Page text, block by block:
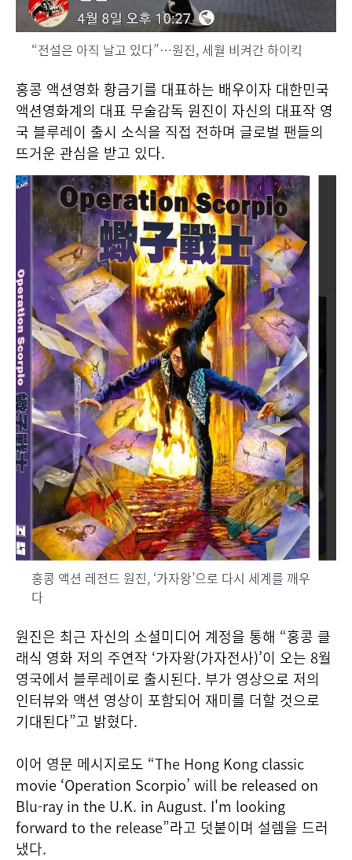
“전설은 아직 날고 있다”…원진, 세월 비켜간 하이킥
홍콩 액션영화 황금기를 대표하는 배우이자 대한민국
액션영화계의 대표 무술감독 원진이 자신의 대표작 영
국 블루레이 출시 소식을 직접 전하며 글로벌 팬들의
뜨거운 관심을 받고 있다.
홍콩 액션 레전드 원진, ‘가자왕’으로 다시 세계를 깨우
다
원진은 최근 자신의 소셜미디어 계정을 통해 “홍콩 클
래식 영화 저의 주연작 ‘가자왕(가자전사)’이 오는 8월
영국에서 블루레이로 출시된다. 부가 영상으로 저의
인터뷰와 액션 영상이 포함되어 재미를 더할 것으로
기대된다”고 밝혔다.
이어 영문 메시지로도 “The Hong Kong classic
movie ‘Operation Scorpio’ will be released on
Blu-ray in the U.K. in August. I'm looking
forward to the release”라고 덧붙이며 설렘을 드러
냈다.